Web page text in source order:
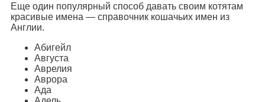
Еще один популярный способ давать своим котятам
красивые имена — справочник кошачьих имен из
Англии.
Абигейл
Августа
Аврелия
Аврора
Ада